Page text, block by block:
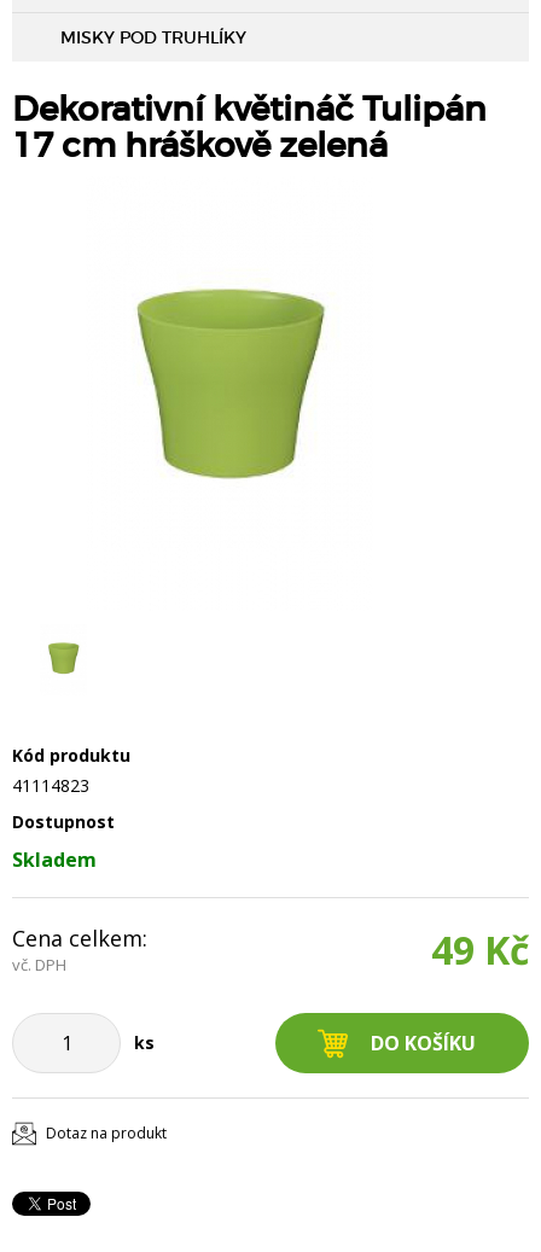
MISKY POD TRUHLÍKY
Dekorativní květináč Tulipán
17 cm hráškově zelená
Kód produktu
41114823
Dostupnost
Skladem
Cena celkem:
vč. DPH 49 Kč
ks
Dotaz na produkt